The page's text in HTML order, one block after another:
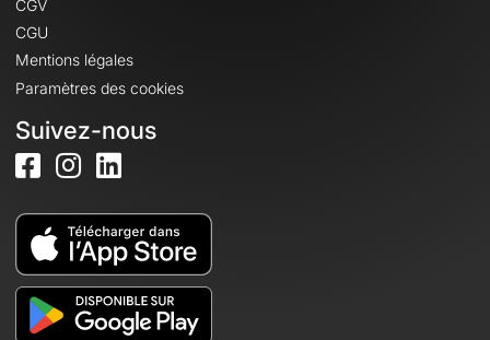
CGV
CGU
Mentions légales
Paramètres des cookies
Suivez-nous